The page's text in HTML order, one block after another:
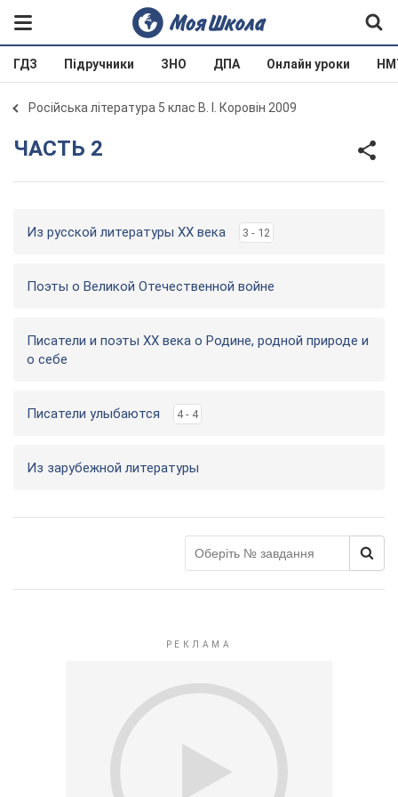
ГДЗ Підручники ЗНО ДПА Онлайн уроки
Російська література 5 клас В. І. Коровін 2009
ЧАСТЬ 2
Из русской литературы XX века 3 - 12
Поэты о Великой Отечественной войне
Писатели и поэты XX века о Родине, родной природе и
о себе
Писатели улыбаются 4 - 4
Из зарубежной литературы